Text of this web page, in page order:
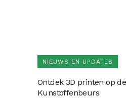
NIEUWS EN UPDATES
Ontdek 3D printen op
Kunstoffenbeurs